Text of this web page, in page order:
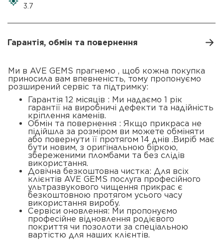
3.7
Гарантія, обмін та повернення
Ми в AVE GEMS прагнемо , щоб кожна покупка
приносила вам впевненість, тому пропонуємо
розширений сервіс та підтримку:
Гарантія 12 місяців : Ми надаємо 1 рік
гарантії на виробничі дефекти та надійність
кріплення каменів.
Обмін та повернення : Якщо прикраса не
підійшла за розміром ви можете обміняти
або повернути її протягом 14 днів .Виріб має
бути новим, з оригінальною біркою,
збереженими пломбами та без слідів
використання.
Довічна безкоштовна чистка: Для всіх
клієнтів AVE GEMS послуга професійного
ультразвукового чищення прикрас є
безкоштовною протягом усього часу
використання виробу.
Сервіси оновлення: Ми пропонуємо
професійне відновлення родієвого
покриття чи позолоти за спеціальною
вартістю для наших клієнтів.